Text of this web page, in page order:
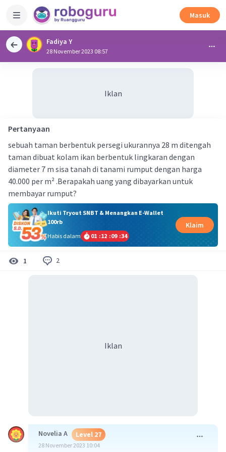
Masuk
Fadiya Y
28 November 2023 08:57
Iklan
Pertanyaan
sebuah taman berbentuk persegi ukurannya 28 m ditengah
taman dibuat kolam ikan berbentuk lingkaran dengan
diameter 7 m sisa tanah di tanami rumput dengan harga
40.000 per m² .Berapakah uang yang dibayarkan untuk
membayar rumput?
Ikuti Tryout SNBT & Menangkan E-Wallet
100rb
Habis dalam
01 :12 :09 :34
Klaim
1 2
Iklan
Novelia A Level 27
28 November 2023 10:04